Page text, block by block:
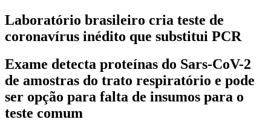
Laboratório brasileiro cria teste de
coronavírus inédito que substitui PCR
Exame detecta proteínas do Sars-CoV-2
de amostras do trato respiratório e pode
ser opção para falta de insumos para o
teste comum